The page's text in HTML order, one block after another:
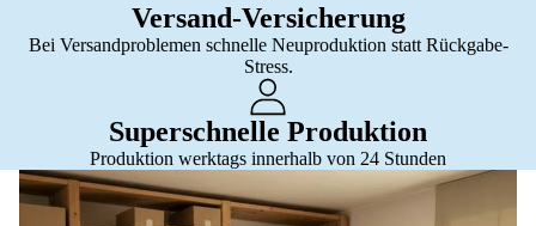
Versand-Versicherung
Bei Versandproblemen schnelle Neuproduktion statt Rückgabe-
Stress.
Superschnelle Produktion
Produktion werktags innerhalb von 24 Stunden